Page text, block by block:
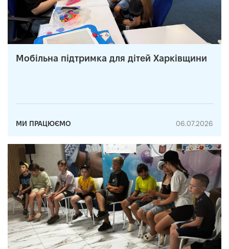
Мобільна підтримка для дітей Харківщини
МИ ПРАЦЮЄМО 06.07.2026